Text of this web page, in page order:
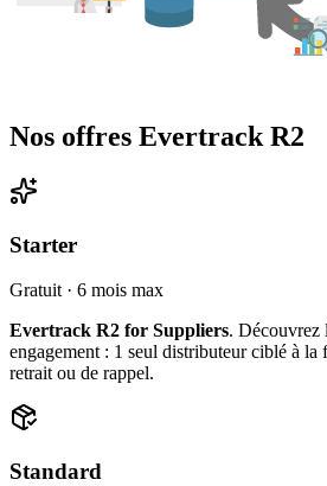
Nos offres Evertrack R2
Starter
Gratuit · 6 mois max
Evertrack R2 for Suppliers. Découvrez
engagement : 1 seul distributeur ciblé à la
retrait ou de rappel.
Standard